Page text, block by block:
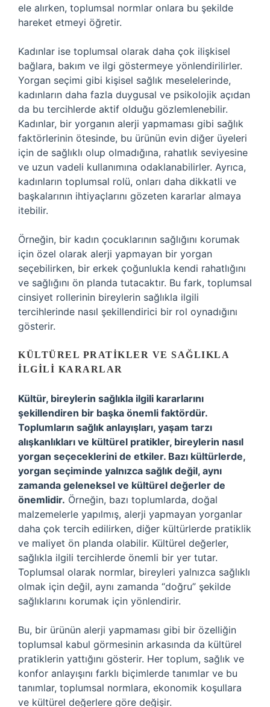
ele alırken, toplumsal normlar onlara bu şekilde
hareket etmeyi öğretir.
Kadınlar ise toplumsal olarak daha çok ilişkisel
bağlara, bakım ve ilgi göstermeye yönlendirilirler.
Yorgan seçimi gibi kişisel sağlık meselelerinde,
kadınların daha fazla duygusal ve psikolojik açıdan
da bu tercihlerde aktif olduğu gözlemlenebilir.
Kadınlar, bir yorganın alerji yapmaması gibi sağlık
faktörlerinin ötesinde, bu ürünün evin diğer üyeleri
için de sağlıklı olup olmadığına, rahatlık seviyesine
ve uzun vadeli kullanımına odaklanabilirler. Ayrıca,
kadınların toplumsal rolü, onları daha dikkatli ve
başkalarının ihtiyaçlarını gözeten kararlar almaya
itebilir.
Örneğin, bir kadın çocuklarının sağlığını korumak
için özel olarak alerji yapmayan bir yorgan
seçebilirken, bir erkek çoğunlukla kendi rahatlığını
ve sağlığını ön planda tutacaktır. Bu fark, toplumsal
cinsiyet rollerinin bireylerin sağlıkla ilgili
tercihlerinde nasıl şekillendirici bir rol oynadığını
gösterir.
KÜLTÜREL PRATIKLER VE SAĞLIKLA
İLGILI KARARLAR
Kültür, bireylerin sağlıkla ilgili kararlarını
şekillendiren bir başka önemli faktördür.
Toplumların sağlık anlayışları, yaşam tarzı
alışkanlıkları ve kültürel pratikler, bireylerin nasıl
yorgan seçeceklerini de etkiler. Bazı kültürlerde,
yorgan seçiminde yalnızca sağlık değil, aynı
zamanda geleneksel ve kültürel değerler de
önemlidir. Örneğin, bazı toplumlarda, doğal
malzemelerle yapılmış, alerji yapmayan yorganlar
daha çok tercih edilirken, diğer kültürlerde pratiklik
ve maliyet ön planda olabilir. Kültürel değerler,
sağlıkla ilgili tercihlerde önemli bir yer tutar.
Toplumsal olarak normlar, bireyleri yalnızca sağlıklı
olmak için değil, aynı zamanda “doğru” şekilde
sağlıklarını korumak için yönlendirir.
Bu, bir ürünün alerji yapmaması gibi bir özelliğin
toplumsal kabul görmesinin arkasında da kültürel
pratiklerin yattığını gösterir. Her toplum, sağlık ve
konfor anlayışını farklı biçimlerde tanımlar ve bu
tanımlar, toplumsal normlara, ekonomik koşullara
ve kültürel değerlere göre değişir.